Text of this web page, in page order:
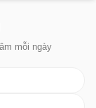
mỗi ngày